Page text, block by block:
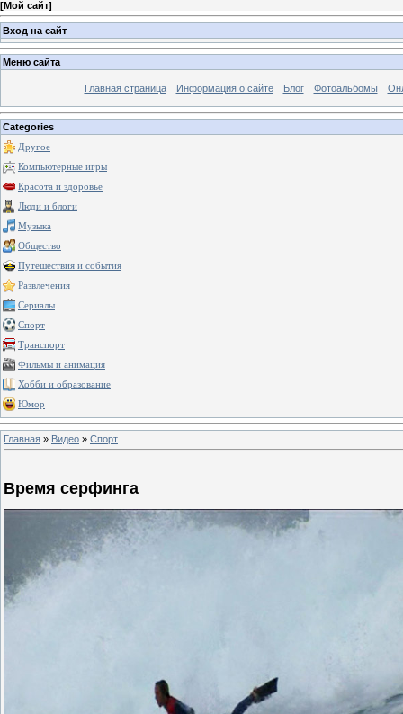
[Мой сайт]
Вход на сайт
Меню сайта
Главная страница Информация о сайте Блог Фотоальбомы
Categories
Другое
Компьютерные игры
Красота и здоровье
Люди и блоги
Музыка
Общество
Путешествия и события
Развлечения
Сериалы
Спорт
Транспорт
Фильмы и анимация
Хобби и образование
Юмор
Главная » Видео » Спорт
Время серфинга